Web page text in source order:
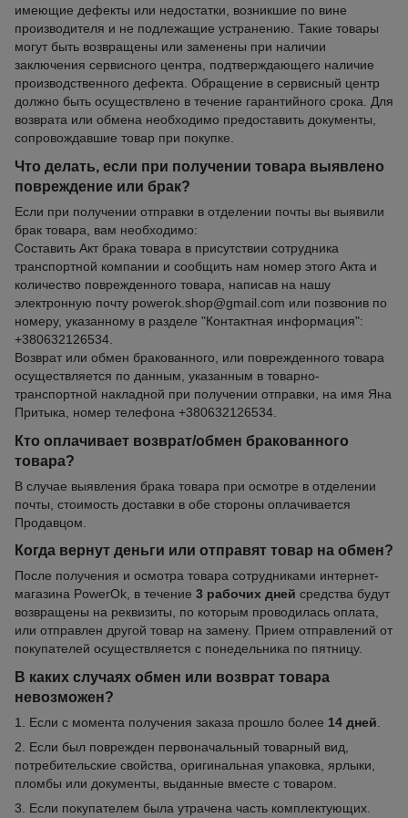
имеющие дефекты или недостатки, возникшие по вине
производителя и не подлежащие устранению. Такие товары
могут быть возвращены или заменены при наличии
заключения сервисного центра, подтверждающего наличие
производственного дефекта. Обращение в сервисный центр
должно быть осуществлено в течение гарантийного срока. Для
возврата или обмена необходимо предоставить документы,
сопровождавшие товар при покупке.
Что делать, если при получении товара выявлено
повреждение или брак?
Если при получении отправки в отделении почты вы выявили
брак товара, вам необходимо:
Составить Акт брака товара в присутствии сотрудника
транспортной компании и сообщить нам номер этого Акта и
количество поврежденного товара, написав на нашу
электронную почту powerok.shop@gmail.com или позвонив по
номеру, указанному в разделе "Контактная информация":
+380632126534.
Возврат или обмен бракованного, или поврежденного товара
осуществляется по данным, указанным в товарно-
транспортной накладной при получении отправки, на имя Яна
Притыка, номер телефона +380632126534.
Кто оплачивает возврат/обмен бракованного
товара?
В случае выявления брака товара при осмотре в отделении
почты, стоимость доставки в обе стороны оплачивается
Продавцом.
Когда вернут деньги или отправят товар на обмен?
После получения и осмотра товара сотрудниками интернет-
магазина PowerOk, в течение 3 рабочих дней средства будут
возвращены на реквизиты, по которым проводилась оплата,
или отправлен другой товар на замену. Прием отправлений от
покупателей осуществляется с понедельника по пятницу.
В каких случаях обмен или возврат товара
невозможен?
1. Если с момента получения заказа прошло более 14 дней
2. Если был поврежден первоначальный товарный вид,
потребительские свойства, оригинальная упаковка, ярлыки,
пломбы или документы, выданные вместе с товаром.
3. Если покупателем была утрачена часть комплектующих.